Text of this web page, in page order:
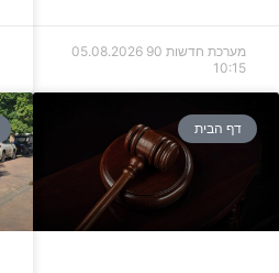
מערכת חדשות 90
05.08.2026
10:15
דף הבית